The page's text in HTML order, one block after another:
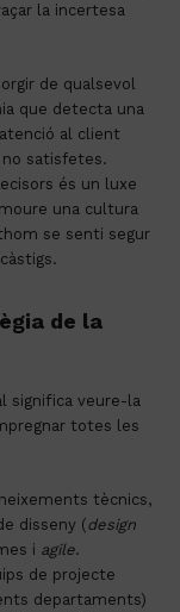
la incertesa
de qualsevol
que detecta una
al client
satisfetes.
és un luxe
una cultura
se senti segur
de la
significa veure-la
totes les
tècnics,
disseny (design
i agile.
de projecte
departaments)